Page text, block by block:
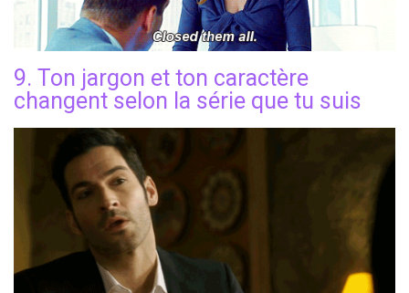
9. Ton jargon et ton caractère
changent selon la série que tu suis